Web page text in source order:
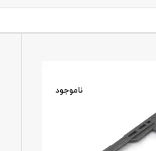
ناموجود